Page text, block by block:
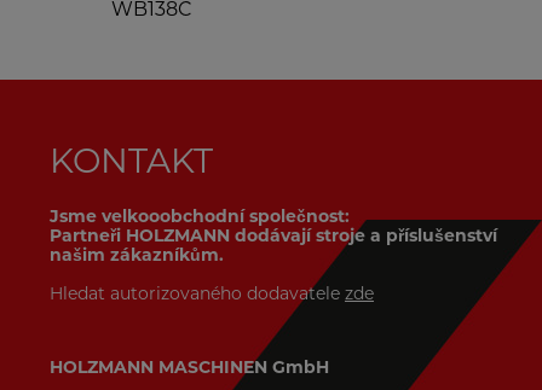
WB138C
KONTAKT
Jsme velkooobchodní společnost:
Partneři HOLZMANN dodávají stroje a příslušenství
našim zákazníkům.
Hledat autorizovaného dodavatele zde
HOLZMANN MASCHINEN GmbH